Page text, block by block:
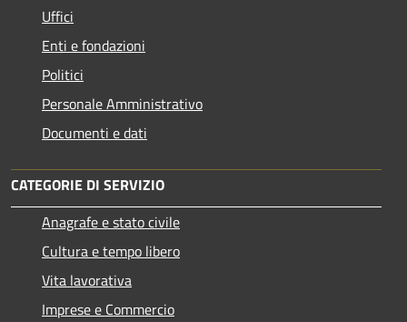
Uffici
Enti e fondazioni
Politici
Personale Amministrativo
Documenti e dati
CATEGORIE DI SERVIZIO
Anagrafe e stato civile
Cultura e tempo libero
Vita lavorativa
Imprese e Commercio